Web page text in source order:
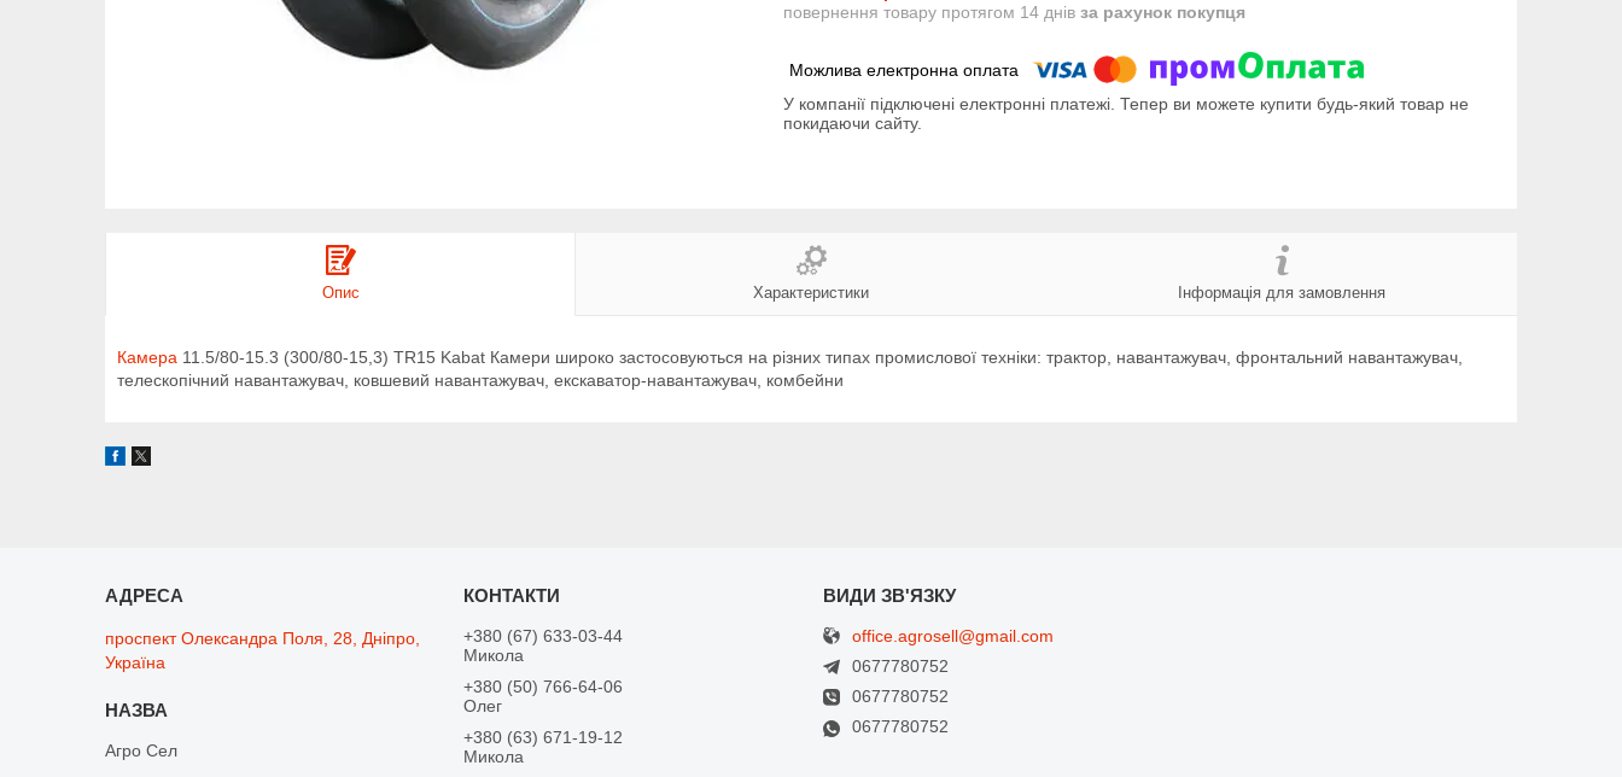
повернення товару протягом 14 днів за рахунок покупця
У компанії підключені електронні платежі. Тепер ви можете купити будь-який товар не
покидаючи сайту.
Опис Характеристики Інформація для замовлення
Камера 11.5/80-15.3 (300/80-15,3) TR15 Kabat Камери широко застосовуються на різних типах промислової техніки: трактор, навантажувач, фронтальний навантажувач,
телескопічний навантажувач, ковшевий навантажувач, екскаватор-навантажувач, комбейни
проспект Олександра Поля, 28, Дніпро,
Україна
Агро Сел
+380 (67) 633-03-44
Микола
+380 (50) 766-64-06
Олег
+380 (63) 671-19-12
Микола
office.agrosell@gmail.com
0677780752
0677780752
0677780752